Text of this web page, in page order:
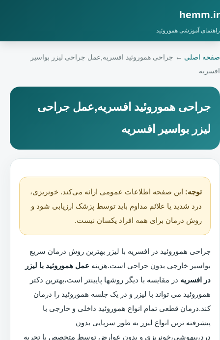
hemm.ir
راهنمای آموزشی هموروئید
صفحه اصلی ← جراحی هموروئید افسریه,عمل جراحی لیزر بواسیر
افسریه
جراحی هموروئید افسریه,عمل جراحی
لیزر بواسیر افسریه
توجه: این صفحه اطلاعات عمومی ارائه می‌کند. خونریزی،
درد شدید یا علائم مداوم باید توسط پزشک ارزیابی شود و
روش درمان برای همه افراد یکسان نیست.
جراحی هموروئید در افسریه با لیزر بهترین روش درمان سریع
بواسیر خارجی بدون جراحی است.هزینه عمل هموروئید با لیزر
در افسریه در مقایسه با دیگر روشها پایینتر است،بهترین دکتر
هموروئید می تواند با لیزر و در یک جلسه هموروئید را درمان
کند.درمان قطعی تمام انواع هموروئید داخلی و خارجی با
پیشرفته ترین انواع لیزر به طور سرپایی بدون
درد،بیهوشی،خونریزی و بدون عوارض توسط متخصص با تجربه